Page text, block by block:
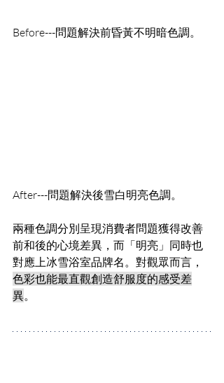
Before---問題解決前昏黃不明暗色調。
After---問題解決後雪白明亮色調。
兩種色調分別呈現消費者問題獲得改善
前和後的心境差異，而「明亮」同時也
對應上冰雪浴室品牌名。對觀眾而言，
色彩也能最直觀創造舒服度的感受差
異。